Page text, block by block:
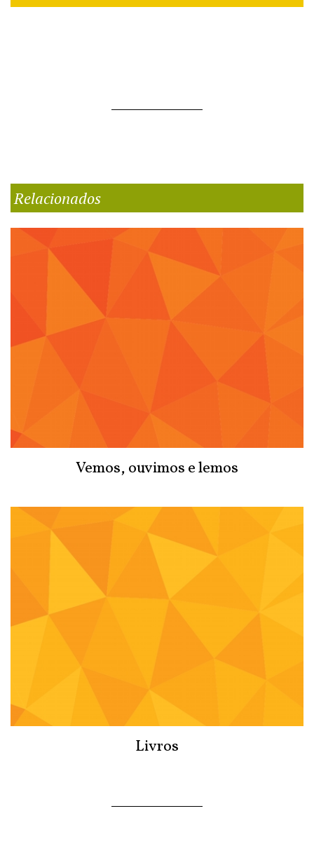
Relacionados
Vemos, ouvimos e lemos
Livros